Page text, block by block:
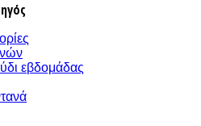
εβδομάδας